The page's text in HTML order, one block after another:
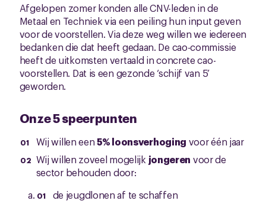
Afgelopen zomer konden alle CNV-leden in de
Metaal en Techniek via een peiling hun input geven
voor de voorstellen. Via deze weg willen we iedereen
bedanken die dat heeft gedaan. De cao-commissie
heeft de uitkomsten vertaald in concrete cao-
voorstellen. Dat is een gezonde ‘schijf van 5’
geworden.
Onze 5 speerpunten
Wij willen een5% loonsverhoging voor één jaar
Wij willen zoveel mogelijk jongeren voor de
sector behouden door:
de jeugdlonen af te schaffen